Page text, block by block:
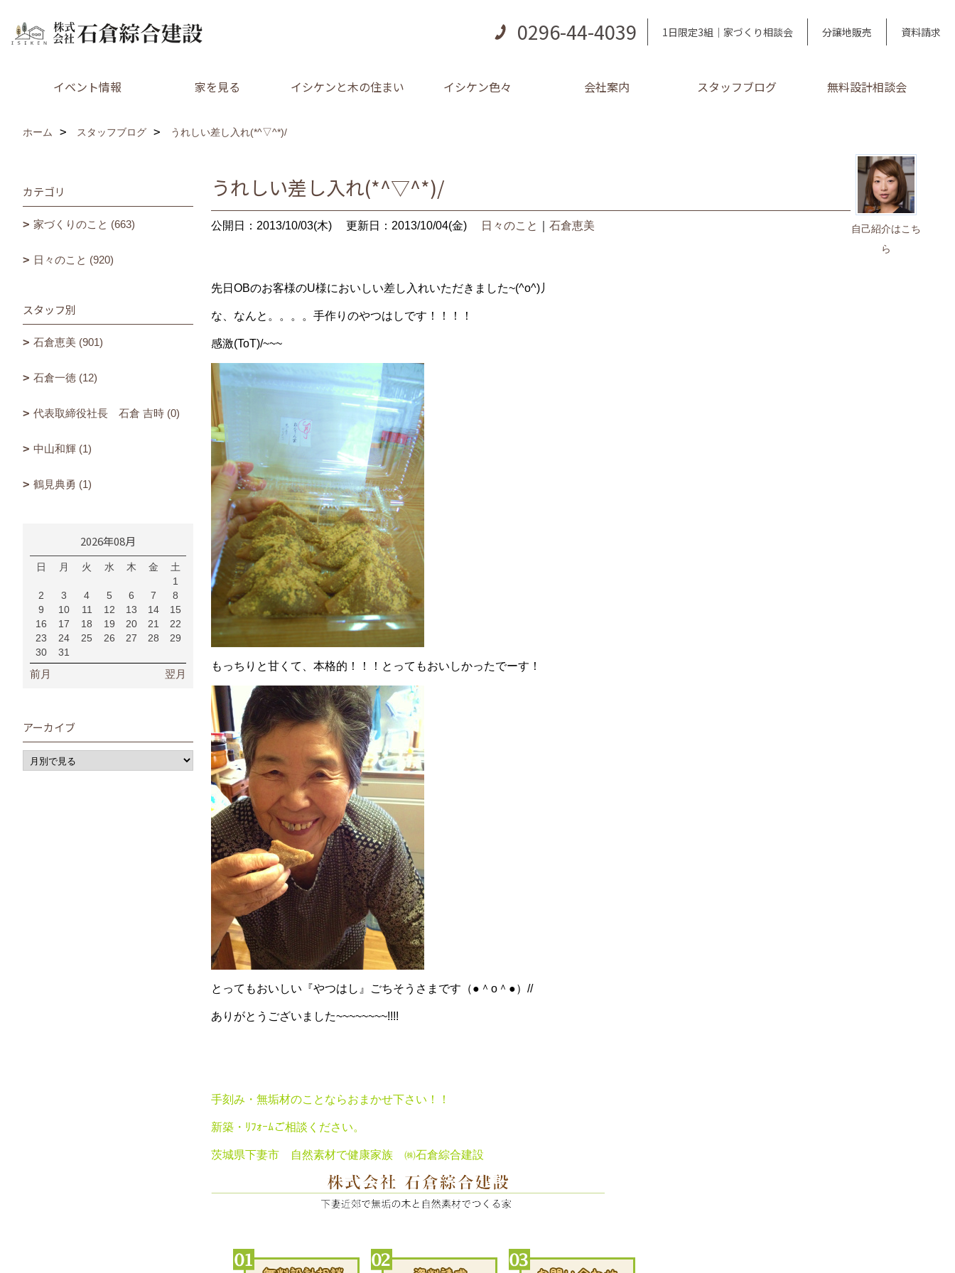
0296-44-4039 1日限定3組｜家づくり相談会 分譲地販売 資料請求
イベント情報 家を見る イシケンと木の住まい イシケン色々 会社案内 スタッフブログ 無料設計相談会
ホーム スタッフブログ うれしい差し入れ(*^▽^*)/
自己紹介はこち
ら
うれしい差し入れ(*^▽^*)/
公開日：2013/10/03(木) 更新日：2013/10/04(金) 日々のこと 石倉恵美
先日OBのお客様のU様においしい差し入れいただきました~(^o^)丿
な、なんと。。。。手作りのやつはしです！！！！
感激(ToT)/~~~
もっちりと甘くて、本格的！！！とってもおいしかったでーす！
とってもおいしい『やつはし』ごちそうさまです（●＾o＾●）//
ありがとうございました~~~~~~~~!!!!
手刻み・無垢材のことならおまかせ下さい！！
新築・ﾘﾌｫｰﾑご相談ください。
茨城県下妻市 自然素材で健康家族 ㈱石倉綜合建設
カテゴリ
家づくりのこと (663)
日々のこと (920)
スタッフ別
石倉恵美 (901)
石倉一徳 (12)
代表取締役社長 石倉 吉時 (0)
中山和輝 (1)
鶴見典勇 (1)
2026年08月
日 月 火 水 木 金
土
1
2
3 4 5 6 7
8
9
10 11 12 13 14
15
16
17 18 19 20 21
22
23
24 25 26 27 28
29
30
31
前月 翌月
アーカイブ